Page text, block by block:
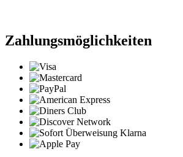
Zahlungsmöglichkeiten